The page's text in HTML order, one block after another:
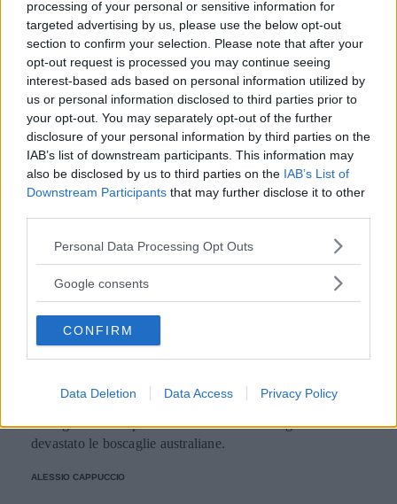
processing of your personal or sensitive information for
targeted advertising by us, please use the below opt-out
section to confirm your selection. Please note that after your
opt-out request is processed you may continue seeing
interest-based ads based on personal information utilized by
us or personal information disclosed to third parties prior to
your opt-out. You may separately opt-out of the further
disclosure of your personal information by third parties on the
IAB’s list of downstream participants. This information may
also be disclosed by us to third parties on the IAB’s List of
Downstream Participants that may further disclose it to other
Please note that this website/app uses one or more Google
not limited to your visit or usage behaviour. You may click to
use your data for below specified purposes in below Google
consent section.
Personal Data Processing Opt Outs
Google consents
CONFIRM
Data Deletion Data Access Privacy Policy
Miley Cyrus: stop ai live per
paura del Coronavirus
Il concerto previsto per il 13 marzo aveva come scopo
raccogliere fondi per aiutare le vittime dei roghi che hanno
devastato le boscaglie australiane.
ALESSIO CAPPUCCIO